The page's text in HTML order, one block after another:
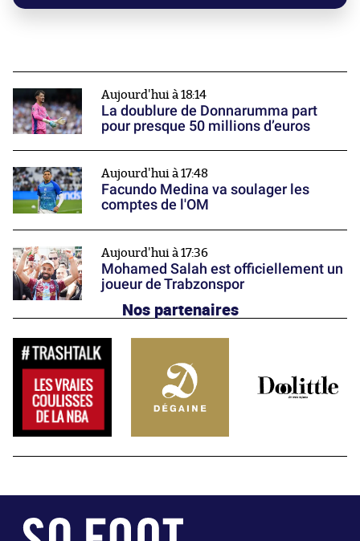
Aujourd'hui à 18:14
La doublure de Donnarumma part
pour presque 50 millions d’euros
Aujourd'hui à 17:48
Facundo Medina va soulager les
comptes de l'OM
Aujourd'hui à 17:36
Mohamed Salah est officiellement un
joueur de Trabzonspor
Nos partenaires